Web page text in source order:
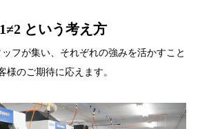
という考え方
フが集い、それぞれの強みを活かすこと
様のご期待に応えます。